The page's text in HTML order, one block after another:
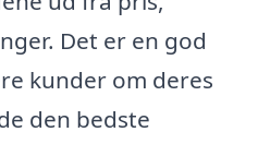
Det er en god
kunder om deres
den bedste